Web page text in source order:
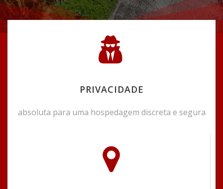
PRIVACIDADE
absoluta para uma hospedagem discreta e segura